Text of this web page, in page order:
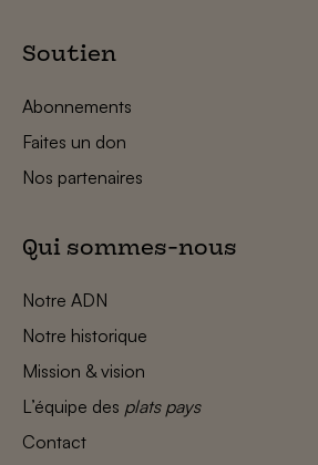
Soutien
Abonnements
Faites un don
Nos partenaires
Qui sommes-nous
Notre ADN
Notre historique
Mission & vision
L’équipe des plats pays
Contact